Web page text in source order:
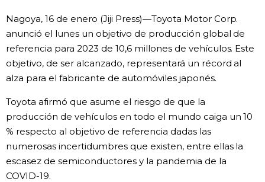
Vida
Guía de Japón
Vídeos e imágenes
En profundidad
Más
Nagoya, 16 de enero (Jiji Press)—Toyota Motor Corp.
anunció el lunes un objetivo de producción global de
referencia para 2023 de 10,6 millones de vehículos. Este
objetivo, de ser alcanzado, representará un récord al
alza para el fabricante de automóviles japonés.
Toyota afirmó que asume el riesgo de que la
producción de vehículos en todo el mundo caiga un 10
% respecto al objetivo de referencia dadas las
numerosas incertidumbres que existen, entre ellas la
escasez de semiconductores y la pandemia de la
COVID-19.